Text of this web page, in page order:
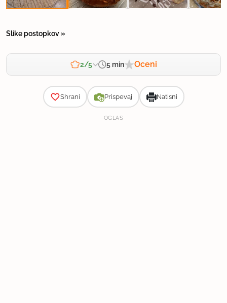
Slike postopkov »
2/5 5 min Oceni
Shrani Prispevaj Natisni
OGLAS